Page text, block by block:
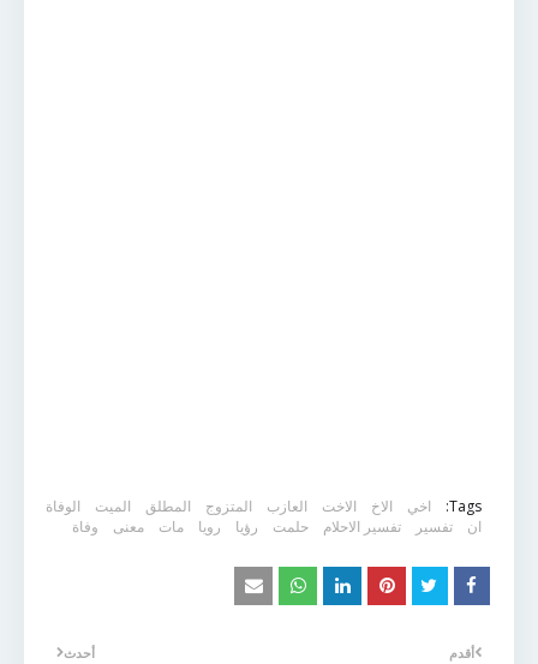
Tags: اخي الاخ الاخت العازب المتزوج المطلق الميت
الوفاة
ان
تفسير تفسير الاحلام حلمت رؤيا رويا مات معنى وفاة
أحدث أقدم